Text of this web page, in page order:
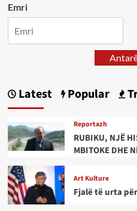
Emri
Latest Popular
Reportazh
RUBIKU, NJË
MBITOKE DHE
Art Kulture
Fjalë të urta